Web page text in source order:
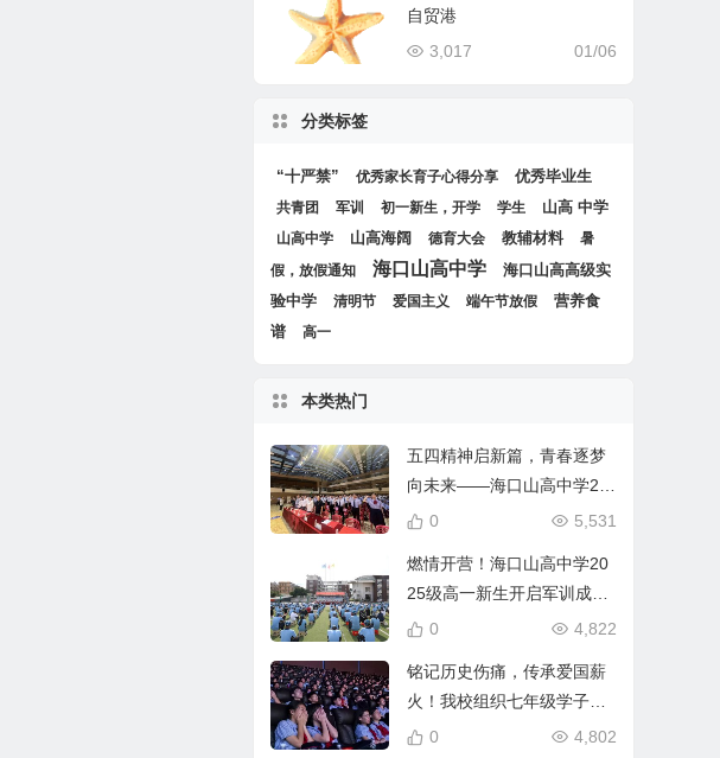
自贸港
01/06
3,017
分类标签
“十严禁” 优秀家长育子心得分享 优秀毕业生
共青团 军训 初一新生，开学 学生 山高 中学
山高中学 山高海阔 德育大会 教辅材料
暑
假，放假通知
海口山高中学
海口山高高级实
验中学
清明节 爱国主义 端午节放假
营养食
谱
高一
本类热门
五四精神启新篇，青春逐梦
向未来——海口山高中学20
25年离队入团仪式顺利举行
5,531
0
燃情开营！海口山高中学20
25级高一新生开启军训成长
之旅
4,822
0
铭记历史伤痛，传承爱国薪
火！我校组织七年级学子观
看爱国主义电影《731》4,802
0